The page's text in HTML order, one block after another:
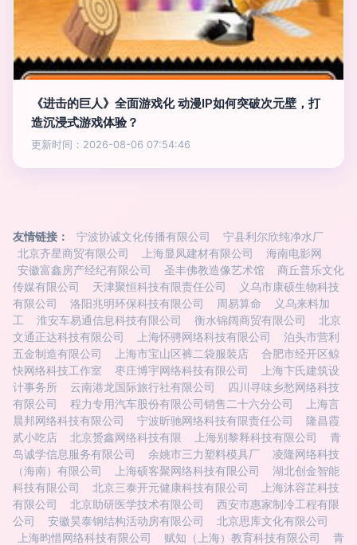
《进击的巨人》全面游戏化 动漫IP如何突破次元壁，打
造沉浸式游戏体验？
更新时间：2026-08-06 07:54:46
友情链接： 宁波协诚文化传播有限公司
宁县利尔欣纯净水厂
北京齐星商贸有限公司
上海显凤建材有限公司
海南电影网
安徽富鑫房产经纪有限公司
圣丰佛教造像艺术馆
商丘普乐文化
传媒有限公司
天津聚恒科技有限责任公司
义乌市康硕生物科技
有限公司
洛阳兆明环保科技有限公司 周易算命
义乌来料加
工
淮安车易通信息科技有限公司 衡水锦阔商贸有限公司
北京
文通正达科技有限公司
上海怀骋网络科技有限公司
泊头市营利
五金制造有限公司
上海市宝山区裤二袋服装店
合肥市经开区鲸
快网络科技工作室
枣庄博宇网络科技有限公司
上海卞氏建筑设
计事务所
云南港龙国际旅行社有限公司
四川寻味乡愁网络科技
有限公司
程力专用汽车股份有限公司销售二十六分公司
上海言
晨邦网络科技有限公司
宁波昕驰网络科技有限责任公司
隆昌霞
贰小吃店
北京赟鑫网络科技有限 上海别黎释科技有限公司
青
岛诚学信息服务有限公司
余姚市三力塑料模具厂
凌隆网络科技
（海南）有限公司
上海硕客聚网络科技有限公司
湖北创金智能
科技有限公司
北京三泰开元健康科技有限公司
上海沐容芷科技
有限公司
北京助研医学技术有限公司
西安市惠家制冷工程有限
公司
安徽昊泰钢结构活动房有限公司
北京思库文化有限公司
上海昀惜网络科技有限公司
赋知（上海）教育科技有限公司
青